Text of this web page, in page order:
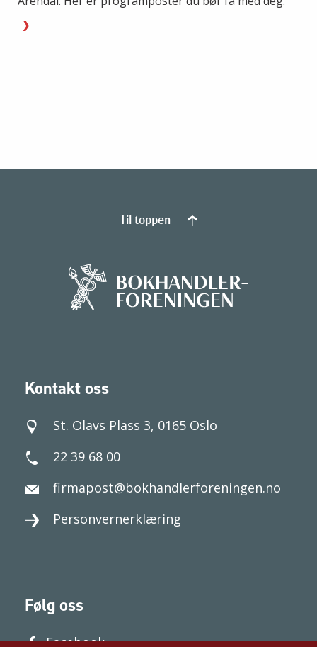
Kontakt oss
St. Olavs Plass 3, 0165 Oslo
22 39 68 00
firmapost@bokhandlerforeningen.no
Personvernerklæring
Følg oss
Facebook
Til toppen